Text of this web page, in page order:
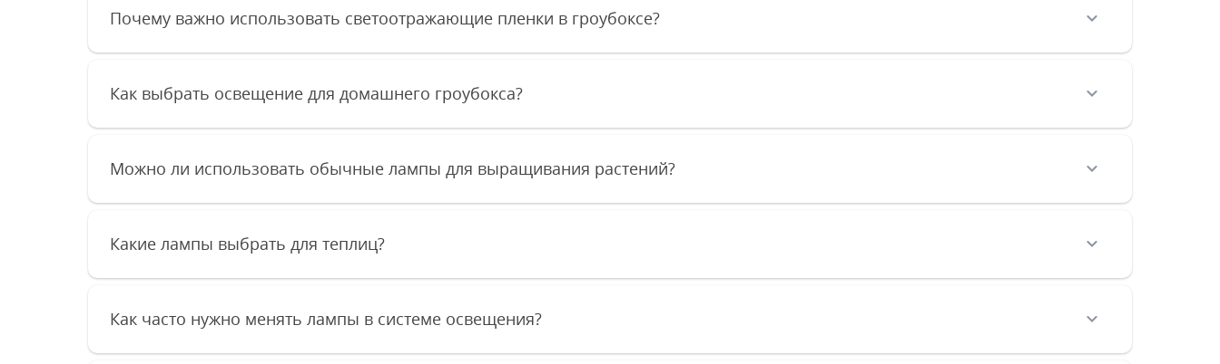
Почему важно использовать светоотражающие пленки в гроубоксе?
Как выбрать освещение для домашнего гроубокса?
Можно ли использовать обычные лампы для выращивания растений?
Какие лампы выбрать для теплиц?
Как часто нужно менять лампы в системе освещения?